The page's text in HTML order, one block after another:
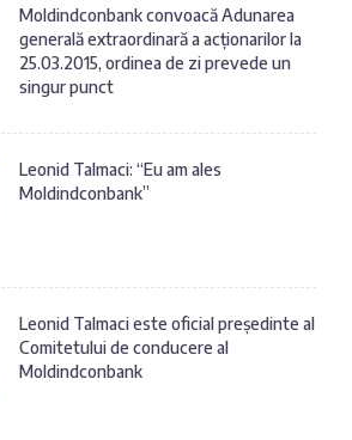
Moldindconbank convoacă Adunarea
generală extraordinară a acționarilor la
25.03.2015, ordinea de zi prevede un
singur punct
Leonid Talmaci: “Eu am ales
Moldindconbank”
Leonid Talmaci este oficial președinte al
Comitetului de conducere al
Moldindconbank